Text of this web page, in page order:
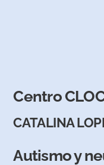
Centro
CATALINA
Autismo y